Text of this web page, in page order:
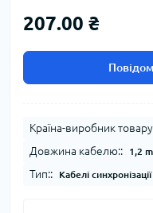
207.00 ₴
Країна-виробник
Довжина кабелю:: 1,2 m
Тип:: Кабелі синхронізації